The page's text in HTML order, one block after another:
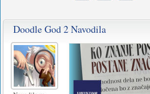
Doodle God 2 Navodila